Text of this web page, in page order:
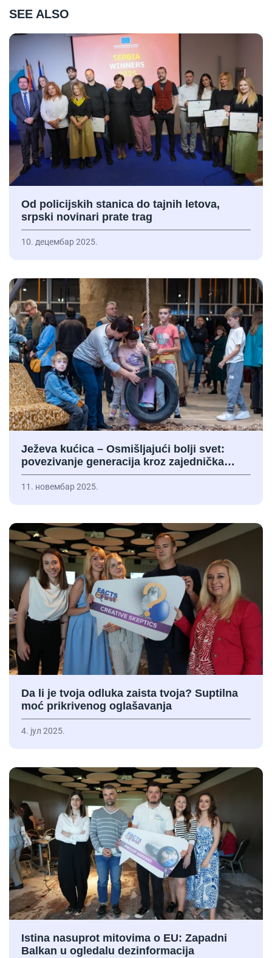
SEE ALSO
Od policijskih stanica do tajnih letova,
srpski novinari prate trag
10. децембар 2025.
Ježeva kućica – Osmišljajući bolji svet:
povezivanje generacija kroz zajednička…
11. новембар 2025.
Da li je tvoja odluka zaista tvoja? Suptilna
moć prikrivenog oglašavanja
4. јул 2025.
Istina nasuprot mitovima o EU: Zapadni
Balkan u ogledalu dezinformacija